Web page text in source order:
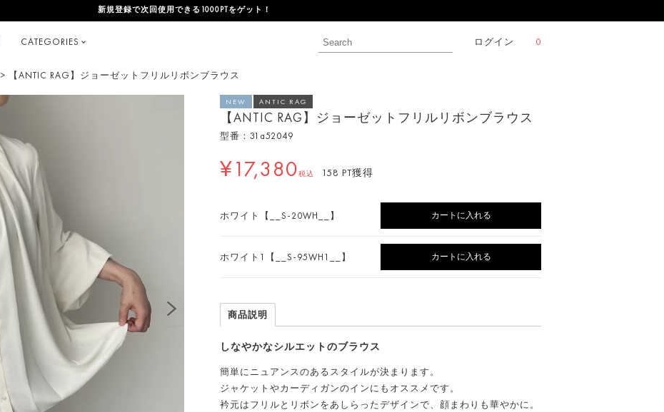
新規登録で次回使用できる1000PTをゲット！
CATEGORIES ログイン 0
> 【ANTIC RAG】ジョーゼットフリルリボンブラウス
NEW ANTIC RAG
【ANTIC RAG】ジョーゼットフリルリボンブラウス
型番：31a52049
¥17,380 税込 158 PT獲得
ホワイト【__S-20WH__】 カートに入れる
ホワイト1【__S-95WH1__】 カートに入れる
商品説明
しなやかなシルエットのブラウス
簡単にニュアンスのあるスタイルが決まります。
ジャケットやカーディガンのインにもオススメです。
衿元はフリルとリボンをあしらったデザインで、顔まわりも華やかに。